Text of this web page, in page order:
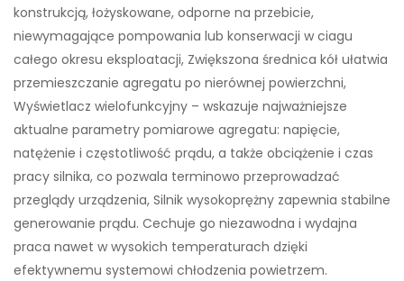
konstrukcją, łożyskowane, odporne na przebicie,
niewymagające pompowania lub konserwacji w ciagu
całego okresu eksploatacji, Zwiększona średnica kół ułatwia
przemieszczanie agregatu po nierównej powierzchni,
Wyświetlacz wielofunkcyjny – wskazuje najważniejsze
aktualne parametry pomiarowe agregatu: napięcie,
natężenie i częstotliwość prądu, a także obciążenie i czas
pracy silnika, co pozwala terminowo przeprowadzać
przeglądy urządzenia, Silnik wysokoprężny zapewnia stabilne
generowanie prądu. Cechuje go niezawodna i wydajna
praca nawet w wysokich temperaturach dzięki
efektywnemu systemowi chłodzenia powietrzem.